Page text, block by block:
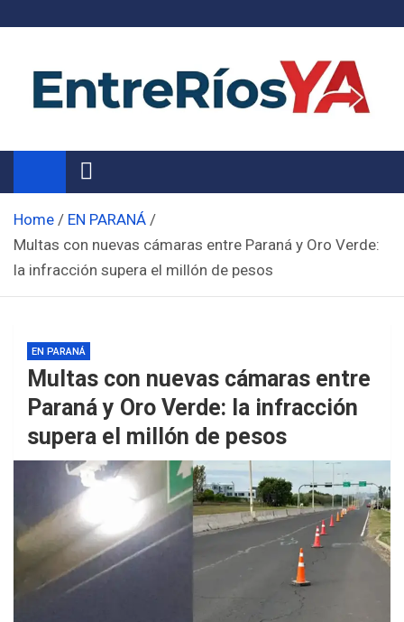
Noticias de Entre Ríos
Información de toda la provincia ahora
Home
EN PARANÁ
Multas con nuevas cámaras entre Paraná y Oro Verde:
la infracción supera el millón de pesos
EN PARANÁ
Multas con nuevas cámaras entre
Paraná y Oro Verde: la infracción
supera el millón de pesos